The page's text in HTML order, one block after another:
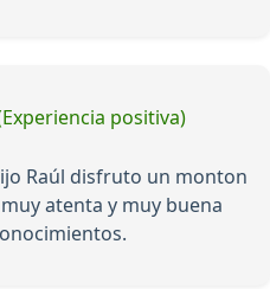
positiva)
Raúl disfruto un monton
atenta y muy buena